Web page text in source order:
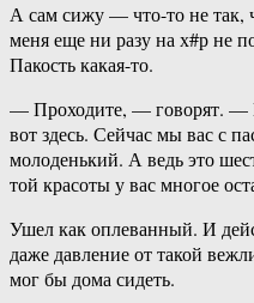
А сам сижу — что-то не так,
меня еще ни разу на х#р не
Пакость какая-то.
— Проходите, — говорят. —
вот здесь. Сейчас мы вас с
молоденький. А ведь это
той красоты у вас многое
Ушел как оплеванный. И
даже давление от такой
мог бы дома сидеть.